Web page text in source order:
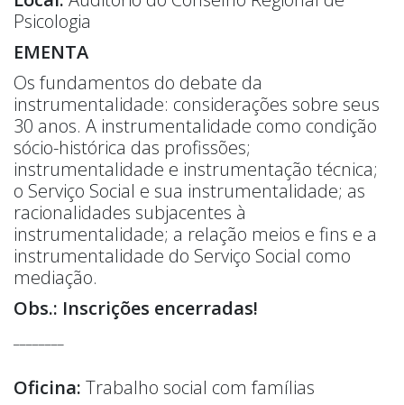
Psicologia
EMENTA
Os fundamentos do debate da
instrumentalidade: considerações sobre seus
30 anos. A instrumentalidade como condição
sócio-histórica das profissões;
instrumentalidade e instrumentação técnica;
o Serviço Social e sua instrumentalidade; as
racionalidades subjacentes à
instrumentalidade; a relação meios e fins e a
instrumentalidade do Serviço Social como
mediação.
Obs.: Inscrições encerradas!
Oficina: Trabalho social com famílias